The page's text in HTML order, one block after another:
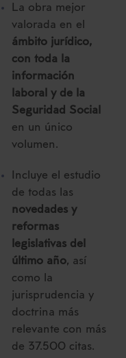
La obra mejor
valorada en el
ámbito jurídico,
con toda la
información
laboral y de la
Seguridad Social
en un único
volumen.
Incluye el estudio
de todas las
novedades y
reformas
legislativas del
último año, así
como la
jurisprudencia y
doctrina más
relevante con más
de 37.500 citas.